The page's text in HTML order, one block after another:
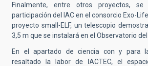
Finalmente, entre otros proyectos,
participación del IAC en el consorcio Exo-
proyecto small-ELF, un telescopio
3,5 m que se instalará en el Observatorio del
En el apartado de ciencia con y para
resaltado la labor de IACTEC, el